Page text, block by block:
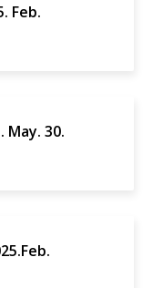
Feb.
May. 30.